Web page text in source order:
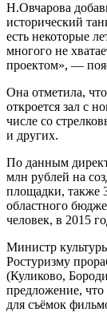
Н.Овчарова
исторический
есть некоторые
многого не
проектом», —
Она отметила,
откроется зал с
числе со
и других.
По данным
млн рублей на
площадки, также
областного
человек, в 2015
Министр
Ростуризму
(Куликово,
предложение,
для съёмок